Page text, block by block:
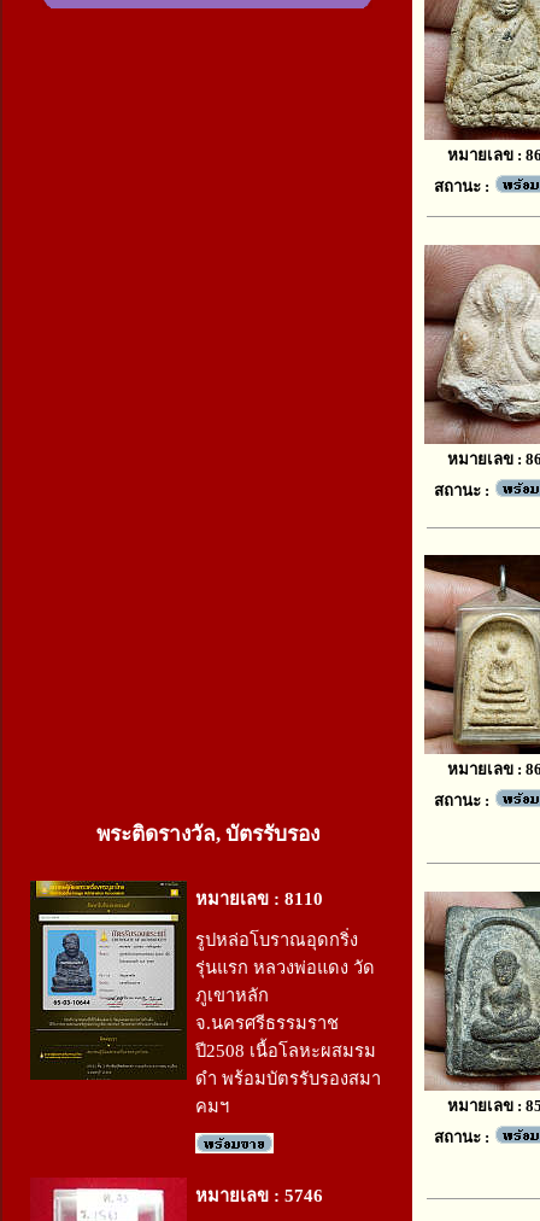
พระติดรางวัล, บัตรรับรอง
หมายเลข : 8110
รูปหล่อโบราณอุดกริ่ง
รุ่นแรก หลวงพ่อแดง วัด
ภูเขาหลัก
จ.นครศรีธรรมราช
ปี2508 เนื้อโลหะผสมรม
ดำ พร้อมบัตรรับรองสมา
คมฯ
หมายเลข : 5746
หมายเลข :
สถานะ :
หมายเลข :
สถานะ :
หมายเลข :
สถานะ :
หมายเลข :
สถานะ :